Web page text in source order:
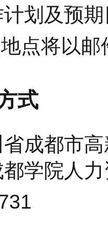
划及预
点将以
式
成都市
学院人